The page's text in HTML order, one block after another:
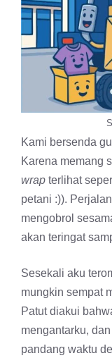
Kami bersenda
Karena memang
wrap terlihat
petani :)).
mengobrol
akan teringat
Sesekali aku
mungkin sempat
Patut diakui
mengantarku,
pandang waktu